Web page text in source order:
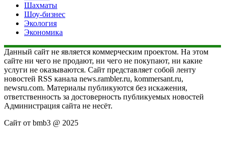
Шахматы
Шоу-бизнес
Экология
Экономика
Данный сайт не является коммерческим проектом. На этом
сайте ни чего не продают, ни чего не покупают, ни какие
услуги не оказываются. Сайт представляет собой ленту
новостей RSS канала news.rambler.ru, kommersant.ru,
newsru.com. Материалы публикуются без искажения,
ответственность за достоверность публикуемых новостей
Администрация сайта не несёт.
Сайт от bmb3 @ 2025